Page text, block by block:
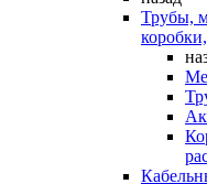
Трубы,